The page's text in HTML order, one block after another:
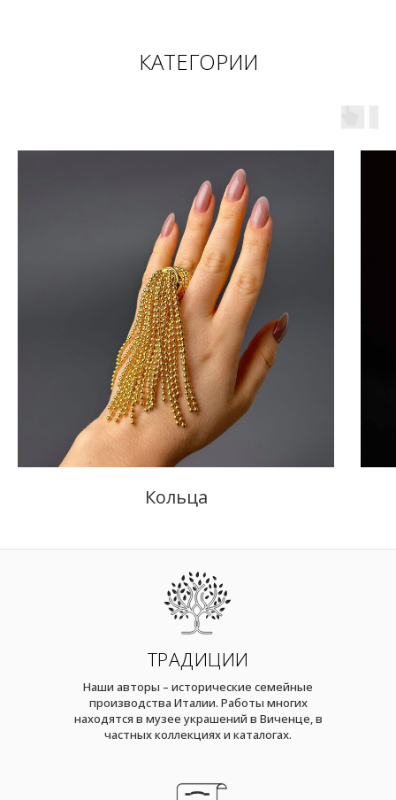
КАТЕГОРИИ
Кольца
ТРАДИЦИИ
Наши авторы – исторические семейные
производства Италии. Работы многих
находятся в музее украшений в Виченце, в
частных коллекциях и каталогах.